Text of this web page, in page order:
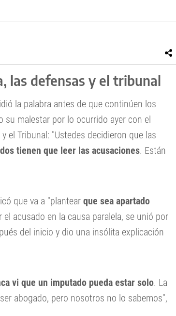
las defensas y el tribunal
la palabra antes de que continúen los
su malestar por lo ocurrido ayer con el
el Tribunal: "Ustedes decidieron que las
tienen que leer las acusaciones. Están
que va a "plantearque sea apartado
el acusado en la causa paralela, se unió por
del inicio y dio una insólita explicación
vi que un imputado pueda estar solo. La
abogado, pero nosotros no lo sabemos",